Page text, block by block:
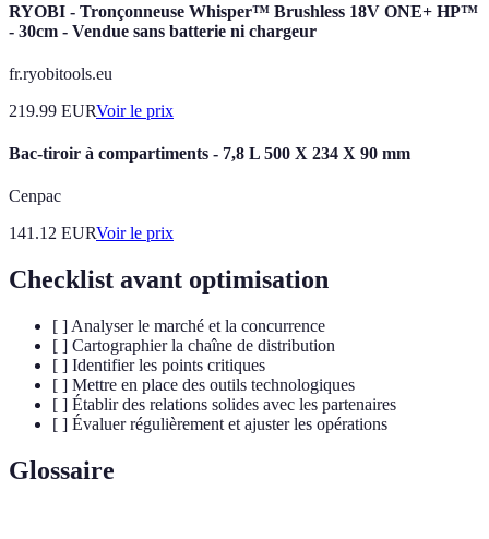
RYOBI - Tronçonneuse Whisper™ Brushless 18V ONE+ HP™
- 30cm - Vendue sans batterie ni chargeur
fr.ryobitools.eu
219.99 EURVoir le prix
Bac-tiroir à compartiments - 7,8 L 500 X 234 X 90 mm
Cenpac
141.12 EURVoir le prix
Checklist avant optimisation
[ ] Analyser le marché et la concurrence
[ ] Cartographier la chaîne de distribution
[ ] Identifier les points critiques
[ ] Mettre en place des outils technologiques
[ ] Établir des relations solides avec les partenaires
[ ] Évaluer régulièrement et ajuster les opérations
Glossaire